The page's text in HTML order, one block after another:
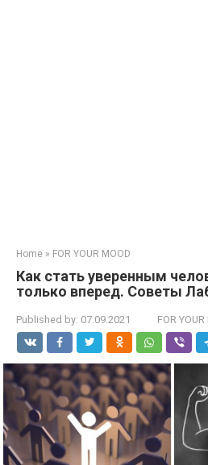
Home » FOR YOUR MOOD
Как стать уверенным
только вперед. Советы
Published by: 07.09.2021 FOR